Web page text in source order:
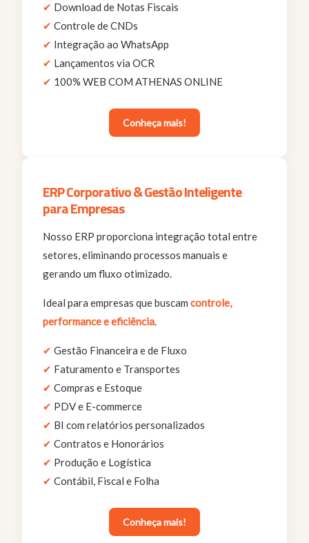
✔ Download de Notas Fiscais
✔ Controle de CNDs
✔ Integração ao WhatsApp
✔ Lançamentos via OCR
✔ 100% WEB COM ATHENAS ONLINE
Conheça mais!
ERP Corporativo & Gestão Inteligente
para Empresas
Nosso ERP proporciona integração total entre
setores, eliminando processos manuais e
gerando um fluxo otimizado.
Ideal para empresas que buscam controle,
performance e eficiência.
✔ Gestão Financeira e de Fluxo
✔ Faturamento e Transportes
✔ Compras e Estoque
✔ PDV e E-commerce
✔ BI com relatórios personalizados
✔ Contratos e Honorários
✔ Produção e Logística
✔ Contábil, Fiscal e Folha
Conheça mais!